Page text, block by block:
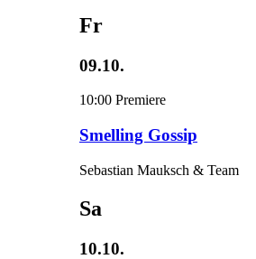
Fr
09.10.
10:00 Premiere
Smelling Gossip
Sebastian Mauksch & Team
Sa
10.10.